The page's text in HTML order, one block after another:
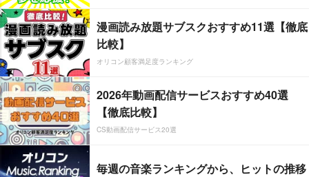
漫画読み放題サブスクおすすめ11選【徹底
比較】
オリコン顧客満足度ランキング
2026年動画配信サービスおすすめ40選
【徹底比較】
CS動画配信サービス20選
毎週の音楽ランキングから、ヒットの推移